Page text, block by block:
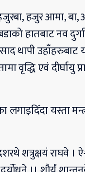
हजुर आमा, बा,
हातबाट नव
थापी उहाँहरुबाट
वृद्धि एवं दीर्घायु
लगाइदिँदा यस्ता
शत्रुक्षयं राघवे ।